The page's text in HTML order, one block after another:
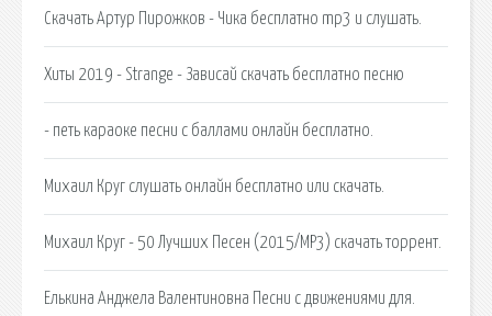
Скачать Артур Пирожков - Чика бесплатно mp3 и слушать.
Хиты 2019 - Strange - Зависай скачать бесплатно песню
- петь караоке песни с баллами онлайн бесплатно.
Михаил Круг слушать онлайн бесплатно или скачать.
Михаил Круг - 50 Лучших Песен (2015/MP3) скачать торрент.
Елькина Анджела Валентиновна Песни с движениями для.